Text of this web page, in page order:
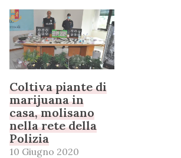
Coltiva piante di
marijuana in
casa, molisano
nella rete della
Polizia
10 Giugno 2020